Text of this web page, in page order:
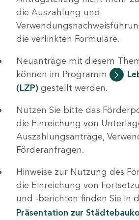
die Auszahlung und
die verlinkten Formulare.
Neuanträge mit diesem
können im Programm
(LZP) gestellt werden.
Nutzen Sie bitte das
die Einreichung von
Auszahlungsanträge,
Förderanfragen.
Hinweise zur Nutzung des
die Einreichung von
und -berichten finden Sie in
Präsentation zur